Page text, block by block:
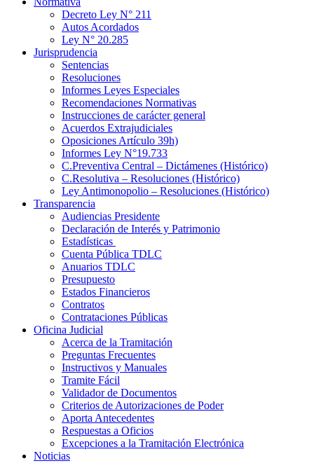
Decreto Ley N° 211
Autos Acordados
Ley N° 20.285
Jurisprudencia
Sentencias
Resoluciones
Informes Leyes Especiales
Recomendaciones Normativas
Instrucciones de carácter general
Acuerdos Extrajudiciales
Oposiciones Artículo 39h)
Informes Ley N°19.733
C.Preventiva Central – Dictámenes (Histórico)
C.Resolutiva – Resoluciones (Histórico)
Ley Antimonopolio – Resoluciones (Histórico)
Transparencia
Audiencias Presidente
Declaración de Interés y Patrimonio
Estadísticas
Cuenta Pública TDLC
Anuarios TDLC
Presupuesto
Estados Financieros
Contratos
Contrataciones Públicas
Oficina Judicial
Acerca de la Tramitación
Preguntas Frecuentes
Instructivos y Manuales
Tramite Fácil
Validador de Documentos
Criterios de Autorizaciones de Poder
Aporta Antecedentes
Respuestas a Oficios
Excepciones a la Tramitación Electrónica
Noticias